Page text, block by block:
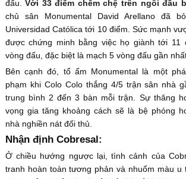
đấu.Với 33 điểm chễm chệ trên ngôi đầu
chủ sân Monumental David Arellano đã
Universidad Católica tới 10 điểm. Sức mạnh
được chứng minh bằng việc họ giành tới 11
vòng đấu, đặc biệt là mạch 5 vòng đấu gần
Bên cạnh đó, tổ ấm Monumental là một
phạm khi Colo Colo thắng 4/5 trận sân nhà
trung bình 2 đến 3 bàn mỗi trận. Sự thăng
vọng gia tăng khoảng cách sẽ là bệ phóng
nhà nghiền nát đối thủ.
Nhận định Cobresal:
Ở chiều hướng ngược lại, tình cảnh của
tranh hoàn toàn tương phản và nhuốm màu u